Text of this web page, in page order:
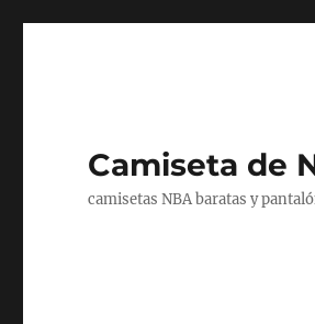
Camiseta de
camisetas NBA baratas y